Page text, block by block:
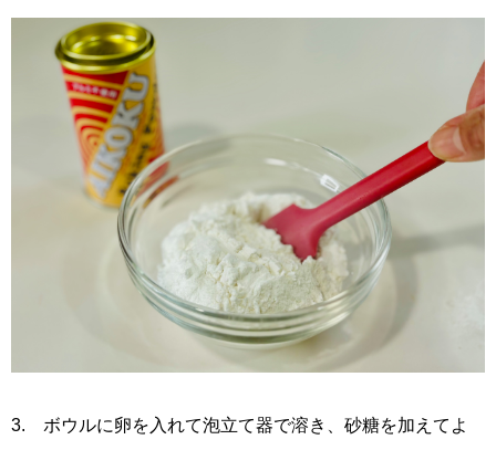
3. ボウルに卵を入れて泡立て器で溶き、砂糖を加えてよ